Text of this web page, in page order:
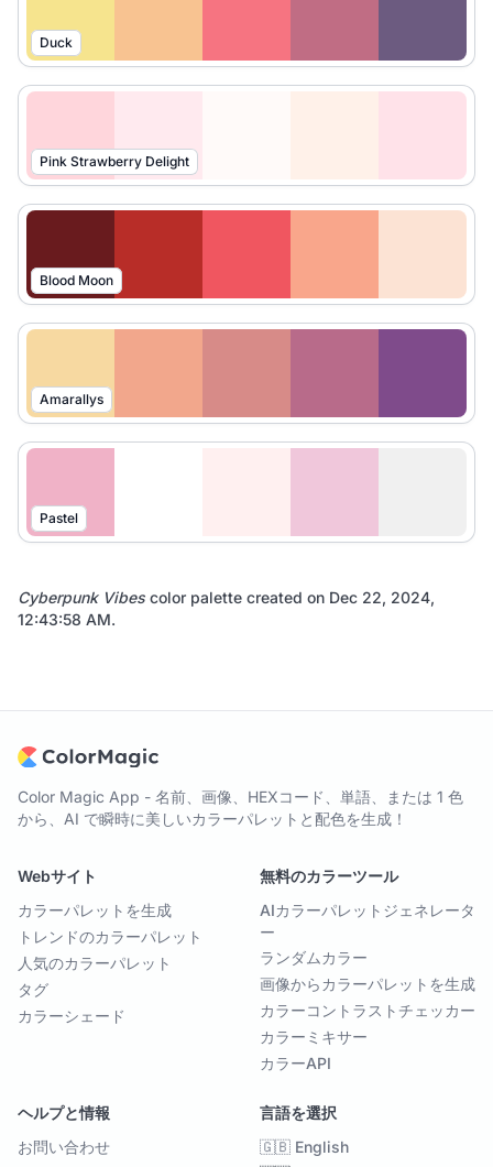
Duck
Pink Strawberry Delight
Blood Moon
Amarallys
Pastel
Cyberpunk Vibes color palette created on Dec 22, 2024,
12:43:58 AM.
Color Magic App - 名前、画像、HEXコード、単語、または 1 色
から、AI で瞬時に美しいカラーパレットと配色を生成！
Webサイト
カラーパレットを生成
トレンドのカラーパレット
人気のカラーパレット
タグ
カラーシェード
無料のカラーツール
AIカラーパレットジェネレータ
ー
ランダムカラー
画像からカラーパレットを生成
カラーコントラストチェッカー
カラーミキサー
カラーAPI
ヘルプと情報
お問い合わせ
言語を選択
🇬🇧 English